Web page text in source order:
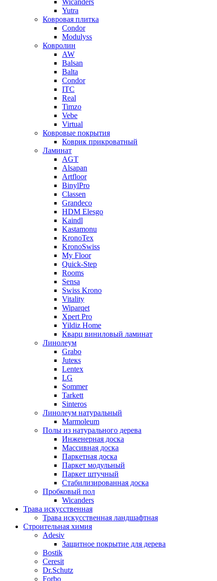
Yutra
Ковровая плитка
Condor
Modulyss
Ковролин
AW
Balsan
Balta
Condor
ITC
Real
Timzo
Vebe
Virtual
Ковровые покрытия
Коврик прикроватный
Ламинат
AGT
Alsapan
Artfloor
BinylPro
Classen
Grandeco
HDM Elesgo
Kaindl
Kastamonu
KronoTex
KronoSwiss
My Floor
Quick-Step
Rooms
Sensa
Swiss Krono
Vitality
Wiparqet
Xpert Pro
Yildiz Home
Кварц виниловый ламинат
Линолеум
Grabo
Juteкs
Lentex
LG
Sommer
Tarkett
Sinteros
Линолеум натуральный
Marmoleum
Полы из натурального дерева
Инженерная доска
Массивная доска
Паркетная доска
Паркет модульный
Паркет штучный
Стабилизированная доска
Пробковый пол
Wicanders
Трава искусственная
Трава искусственная ландшафтная
Строительная химия
Adesiv
Защитное покрытие для дерева
Bostik
Ceresit
Dr.Schutz
Forbo